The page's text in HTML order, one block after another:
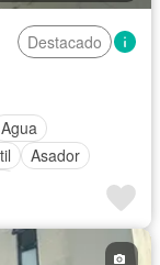
Destacado
Agua
Asador
Internet